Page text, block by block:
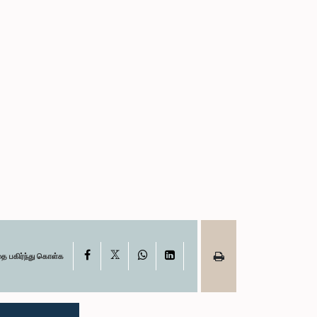
பகிர்ந்து கொள்க Facebook WhatsAppLinkedIn